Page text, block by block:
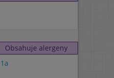
Obsahuje alergeny
1a